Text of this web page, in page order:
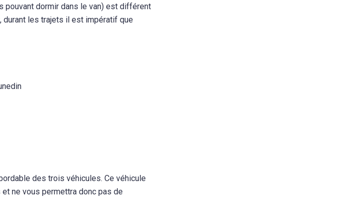
pouvant dormir dans le van) est différent
durant les trajets il est impératif que
des trois véhicules. Ce véhicule
ne vous permettra donc pas de